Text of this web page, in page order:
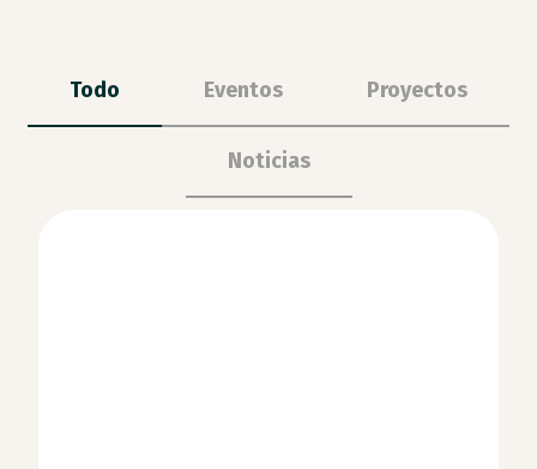
Todo Eventos Proyectos
Noticias